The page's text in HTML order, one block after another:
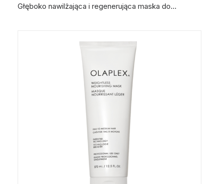
Głęboko nawilżająca i regenerująca maska do…